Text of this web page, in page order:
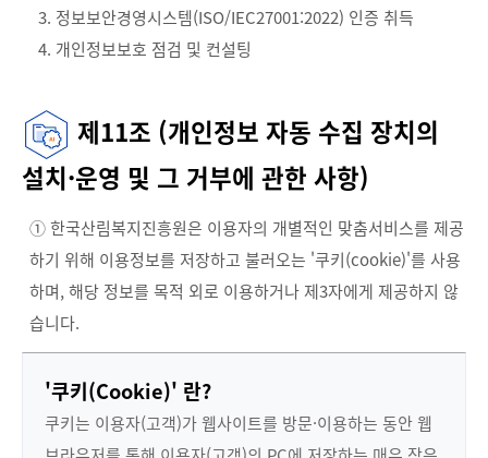
3. 정보보안경영시스템(ISO/IEC27001:2022) 인증 취득
4. 개인정보보호 점검 및 컨설팅
제11조 (개인정보 자동 수집 장치의
설치·운영 및 그 거부에 관한 사항)
① 한국산림복지진흥원은 이용자의 개별적인 맞춤서비스를 제공
하기 위해 이용정보를 저장하고 불러오는 '쿠키(cookie)'를 사용
하며, 해당 정보를 목적 외로 이용하거나 제3자에게 제공하지 않
습니다.
'쿠키(Cookie)' 란?
쿠키는 이용자(고객)가 웹사이트를 방문·이용하는 동안 웹